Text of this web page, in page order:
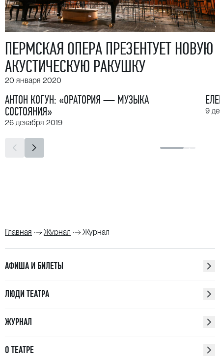
ПЕРМСКАЯ ОПЕРА ПРЕЗЕНТУЕТ НОВУЮ
АКУСТИЧЕСКУЮ РАКУШКУ
20 января 2020
АНТОН КОГУН: «ОРАТОРИЯ — МУЗЫКА
СОСТОЯНИЯ»
26 декабря 2019
9
Главная Журнал Журнал
АФИША И БИЛЕТЫ
ЛЮДИ ТЕАТРА
ЖУРНАЛ
О ТЕАТРЕ